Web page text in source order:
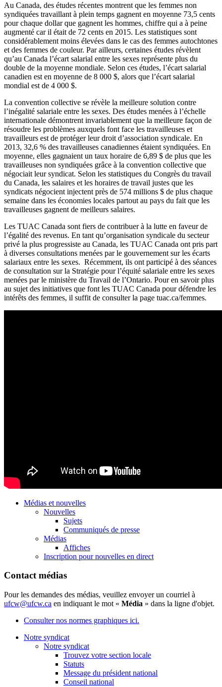
Au Canada, des études récentes montrent que les femmes non
syndiquées travaillant à plein temps gagnent en moyenne 73,5 cents
pour chaque dollar que gagnent les hommes, chiffre qui a à peine
augmenté car il était de 72 cents en 2015. Les statistiques sont
considérablement moins élevées dans le cas des femmes autochtones
et des femmes de couleur. Par ailleurs, certaines études révèlent
qu’au Canada l’écart salarial entre les sexes représente plus du
double de la moyenne mondiale. Selon ces études, l’écart salarial
canadien est en moyenne de 8 000 $, alors que l’écart salarial
mondial est de 4 000 $.
La convention collective se révèle la meilleure solution contre
l’inégalité salariale entre les sexes. Des études menées à l’échelle
internationale démontrent invariablement que la meilleure façon de
résoudre les problèmes auxquels font face les travailleuses et
travailleurs est de protéger leur droit d’association syndicale. En
2013, 32,6 % des travailleuses canadiennes étaient syndiquées. En
moyenne, elles gagnaient un taux horaire de 6,89 $ de plus que les
travailleuses non syndiquées grâce à la convention collective que
négociait leur syndicat. Selon les statistiques du Congrès du travail
du Canada, les salaires et les horaires de travail justes que les
syndicats négocient injectent près de 574 millions $ de plus chaque
semaine dans les économies locales partout au pays du fait que les
travailleuses gagnent de meilleurs salaires.
Les TUAC Canada sont fiers de contribuer à la lutte en faveur de
l’égalité des revenus. En tant qu’organisation syndicale du secteur
privé la plus progressiste au Canada, les TUAC Canada ont pris part
à diverses consultations menées par le gouvernement sur les écarts
salariaux entre les sexes. Récemment, ils ont participé à des séances
de consultation sur la Stratégie pour l’équité salariale entre les sexes
menées par le ministère du Travail de l’Ontario. Pour en savoir plus
au sujet des initiatives que font les TUAC Canada pour défendre les
intérêts des femmes, il suffit de consulter la page tuac.ca/femmes.
Médias et nouvelles
Nouvelles
Sujets
Communiqués de presse
Médias
Affiches
Inscription pour nouvelles en direct
Contact médias
Pour les demandes des médias, veuillez envoyer un courriel à
ufcw@ufcw.ca en indiquant le mot « Média » dans la ligne d'objet.
Consulter nos normes graphiques ici.
Notre syndicat
Notre syndicat
Trouvez votre section locale
Statuts
Message du président national
Conseil national